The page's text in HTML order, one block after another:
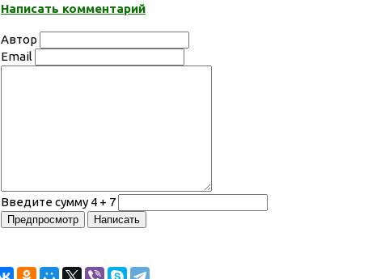
Написать комментарий
Автор
Email
Введите сумму 4 + 7